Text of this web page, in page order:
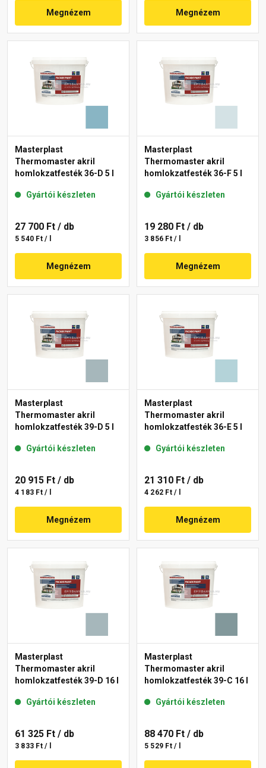
Megnézem Megnézem
Masterplast
Thermomaster akril
homlokzatfesték 36-D 5 l
Gyártói készleten
27 700 Ft / db
5 540 Ft / l
Megnézem
Masterplast
Thermomaster akril
homlokzatfesték 36-F 5 l
Gyártói készleten
19 280 Ft / db
3 856 Ft / l
Megnézem
Masterplast
Thermomaster akril
homlokzatfesték 39-D 5 l
Gyártói készleten
20 915 Ft / db
4 183 Ft / l
Megnézem
Masterplast
Thermomaster akril
homlokzatfesték 36-E 5 l
Gyártói készleten
21 310 Ft / db
4 262 Ft / l
Megnézem
Masterplast
Thermomaster akril
homlokzatfesték 39-D 16 l
Gyártói készleten
61 325 Ft / db
3 833 Ft / l
Masterplast
Thermomaster akril
homlokzatfesték 39-C 16 l
Gyártói készleten
88 470 Ft / db
5 529 Ft / l